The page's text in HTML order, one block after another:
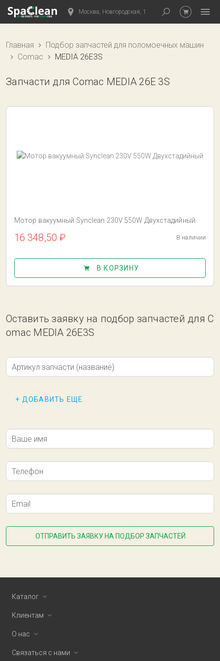
Москва, Новгородская, 1
Главная
Подбор запчастей для поломоечных машин
Comac
MEDIA 26E3S
Запчасти для Comac MEDIA 26E 3S
Мотор вакуумный Synclean 230V 550W Двухстадийный
16 348,50 ₽ В наличии
В КОРЗИНУ
Оставить заявку на подбор запчастей для C
omac MEDIA 26E3S
Артикул запчасти (название)
+ ДОБАВИТЬ ЕЩЕ
Ваше имя
Телефон
Email
ОТПРАВИТЬ ЗАЯВКУ НА ПОДБОР ЗАПЧАСТЕЙ
Каталог
Клиентам
О нас
Связаться с нами